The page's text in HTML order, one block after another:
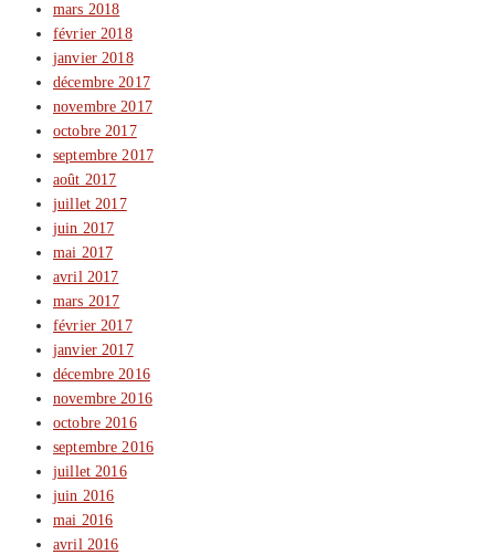
mars 2018
février 2018
janvier 2018
décembre 2017
novembre 2017
octobre 2017
septembre 2017
août 2017
juillet 2017
juin 2017
mai 2017
avril 2017
mars 2017
février 2017
janvier 2017
décembre 2016
novembre 2016
octobre 2016
septembre 2016
juillet 2016
juin 2016
mai 2016
avril 2016